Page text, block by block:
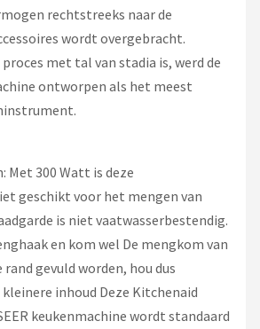
rechtstreeks naar de
wordt overgebracht.
met tal van stadia is, werd de
ontworpen als het meest
Met 300 Watt is deze
geschikt voor het mengen van
is niet vaatwasserbestendig.
en kom wel De mengkom van
gevuld worden, hou dus
inhoud Deze Kitchenaid
keukenmachine wordt standaard